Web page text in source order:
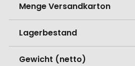
Menge Versandkarton
Lagerbestand
Gewicht (netto)